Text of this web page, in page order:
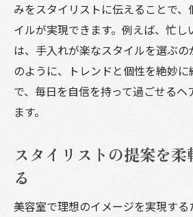
みをスタイリストに伝えることで、
イルが実現できます。例えば、忙し
は、手入れが楽なスタイルを選ぶの
のように、トレンドと個性を絶妙に
で、毎日を自信を持って過ごせるヘ
ます。
スタイリストの提案を
る
美容室で理想のイメージを実現する